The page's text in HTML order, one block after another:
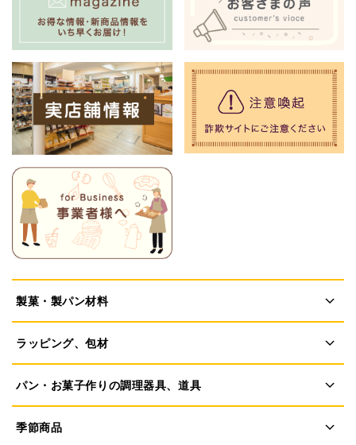
製菓・製パン材料
ラッピング、包材
パン・お菓子作りの調理器具、道具
季節商品